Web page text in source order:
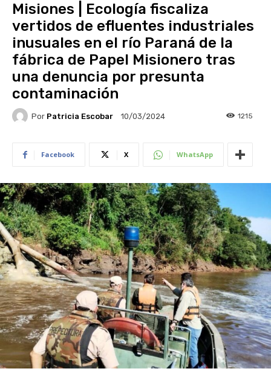
Misiones | Ecología fiscaliza
vertidos de efluentes industriales
inusuales en el río Paraná de la
fábrica de Papel Misionero tras
una denuncia por presunta
contaminación
Por Patricia Escobar 10/03/2024 1215
Facebook X WhatsApp